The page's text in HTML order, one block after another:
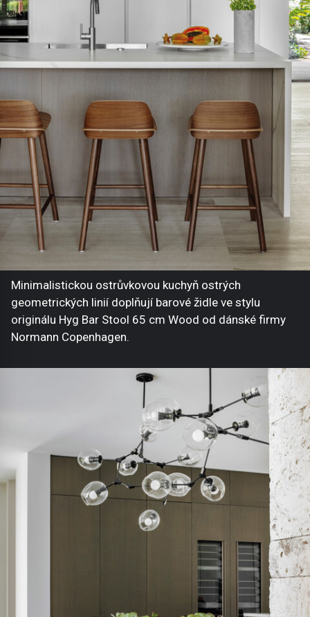
Minimalistickou ostrůvkovou kuchyň ostrých
geometrických linií doplňují barové židle ve stylu
originálu Hyg Bar Stool 65 cm Wood od dánské firmy
Normann Copenhagen.